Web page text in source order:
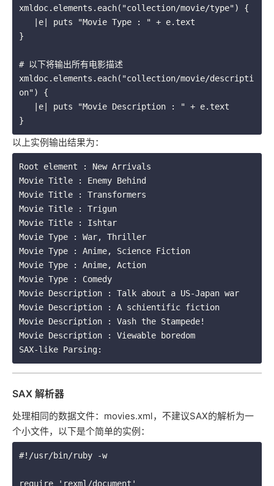
xmldoc.elements.each("collection/movie/type") {
}
# 以下将输出所有电影描述
xmldoc.elements.each("collection/movie/descripti
on") {
以上实例输出结果为：
Root element : New Arrivals
Movie Title : Enemy Behind
Movie Title : Transformers
Movie Title : Trigun
Movie Title : Ishtar
Movie Type : War, Thriller
Movie Type : Anime, Science Fiction
Movie Type : Anime, Action
Movie Type : Comedy
Movie Description : Talk about a US-Japan war
Movie Description : A schientific fiction
Movie Description : Vash the Stampede!
Movie Description : Viewable boredom
SAX 解析器
处理相同的数据文件：movies.xml，不建议SAX的解析为一
个小文件，以下是个简单的实例：
#!/usr/bin/ruby -w
require 'rexml/document'